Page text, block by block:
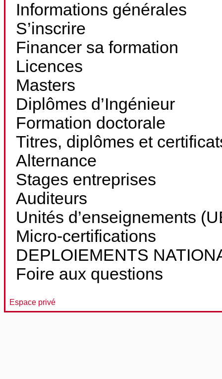
Informations générales
S’inscrire
Financer sa formation
Licences
Masters
Diplômes d’Ingénieur
Formation doctorale
Titres, diplômes et
Alternance
Stages entreprises
Auditeurs
Unités d’enseignements
Micro-certifications
DEPLOIEMENTS
Foire aux questions
Espace privé